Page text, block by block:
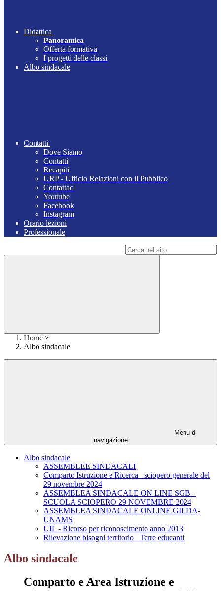
Didattica
Panoramica
Offerta formativa
I progetti delle classi
Albo sindacale
Contatti
Dove Siamo
Contatti
Recapiti
URP - Ufficio Relazioni con il Pubblico
Contattaci
Youtube
Facebook
Instagram
Orario lezioni
Professionale
Home >
Albo sindacale
Menu di
navigazione
Albo sindacale
ASSEMBLEE SINDACALI
Comparto Istruzione e Ricerca_ sciopero generale del
29 novembre 2024
ASSEMBLEA SINDACALE ON LINE SGB –
SCUOLA SCIOPERO 29 NOVEMBRE 2024
ASSEMBLEA SINDACALE ONLINE GILDA-
UNAMS
UIL - Ricorso per riconoscimento anno 2013
Rilevazione bisogni territorio_ Terre educanti
Albo sindacale
Comparto e Area Istruzione e